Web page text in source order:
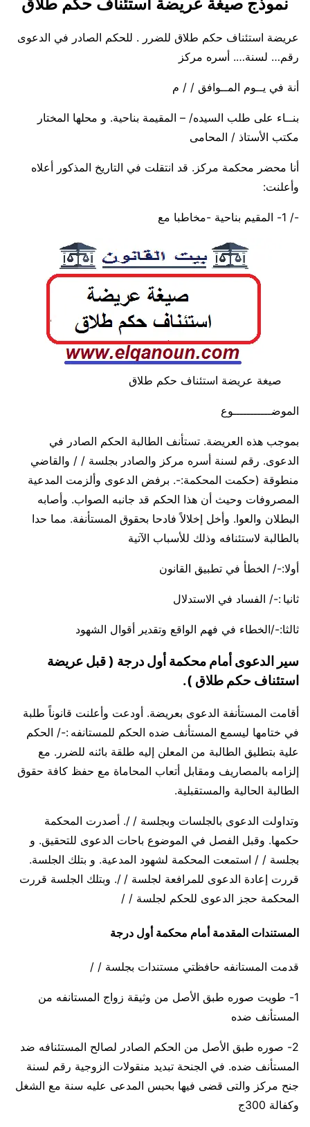
عريضة استئناف حكم طلاق للضرر . للحكم الصادر في الدعوى
رقم… لسنة…. أسره مركز
أنة في يــوم المــوافق / / م
بنــاء على طلب السيده/ – المقيمة بناحية. و محلها المختار
مكتب الأستاذ / المحامى
أنا محضر محكمة مركز. قد انتقلت في التاريخ المذكور أعلاه
وأعلنت:
-/ 1- المقيم بناحية -مخاطبا مع
صيغة عريضة استئناف حكم طلاق
الموضـــــــــــوع
بموجب هذه العريضة. تستأنف الطالبة الحكم الصادر في
الدعوى. رقم لسنة أسره مركز والصادر بجلسة / / والقاضي
منطوقة (حكمت المحكمة:-. برفض الدعوى وألزمت المدعية
المصروفات وحيث أن هذا الحكم قد جانبه الصواب. وأصابه
البطلان والعوا. وأخل إخلالاً فادحا بحقوق المستأنفة. مما حدا
بالطالبة لاستئنافه وذلك للأسباب الآتية
أولا:-/ الخطأ في تطبيق القانون
ثانيا :-/ الفساد في الاستدلال
ثالثا:-/الخطاء في فهم الواقع وتقدير أقوال الشهود
سير الدعوى أمام محكمة أول درجة ( قبل عريضة
استئناف حكم طلاق ).
أقامت المستأنفة الدعوى بعريضة. أودعت وأعلنت قانوناً طلبة
في ختامها ليسمع المستأنف ضده الحكم للمستانفه :-/ الحكم
علية بتطليق الطالبة من المعلن إليه طلقة بائنه للضرر. مع
إلزامه بالمصاريف ومقابل أتعاب المحاماة مع حفظ كافة حقوق
الطالبة الحالية والمستقبلية.
وتداولت الدعوى بالجلسات وبجلسة / /. أصدرت المحكمة
حكمها. وقبل الفصل في الموضوع باحات الدعوى للتحقيق. و
بجلسة / / استمعت المحكمة لشهود المدعية. و بتلك الجلسة.
قررت إعادة الدعوى للمرافعة لجلسة / /. وبتلك الجلسة قررت
المحكمة حجز الدعوى للحكم لجلسة / /
المستندات المقدمة أمام محكمة أول درجة
قدمت المستانفه حافظتي مستندات بجلسة / /
1- طويت صوره طبق الأصل من وثيقة زواج المستانفه من
المستأنف ضده
2- صوره طبق الأصل من الحكم الصادر لصالح المستئنافه ضد
المستأنف ضده. في الجنحة تبديد منقولات الزوجية رقم لسنة
جنح مركز والتى قضى فيها بحبس المدعى عليه سنة مع الشغل
وكفالة 300ج